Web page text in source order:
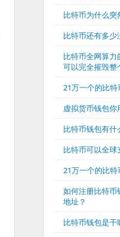
比特币为什么突
比特币还有多少
比特币全网算力
可以完全摧毁整
21万一个的比特
虚拟货币钱包你
比特币钱包有什
比特币可以全球
21万一个的比特
如何注册比特币
地址？
比特币钱包是干